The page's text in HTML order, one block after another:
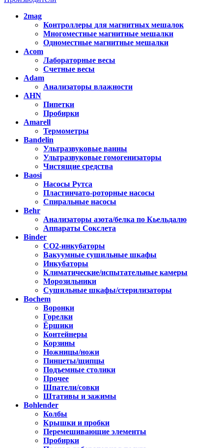
2mag
Контроллеры для магнитных мешалок
Многоместные магнитные мешалки
Одноместные магнитные мешалки
Acom
Лабораторные весы
Счетные весы
Adam
Анализаторы влажности
AHN
Пипетки
Пробирки
Amarell
Термометры
Bandelin
Ультразвуковые ванны
Ультразвуковые гомогенизаторы
Чистящие средства
Baosi
Насосы Рутса
Пластинчато-роторные насосы
Спиральные насосы
Behr
Анализаторы азота/белка по Кьельдалю
Аппараты Сокслета
Binder
CO2-инкубаторы
Вакуумные сушильные шкафы
Инкубаторы
Климатические/испытательные камеры
Морозильники
Сушильные шкафы/стерилизаторы
Bochem
Воронки
Горелки
Ёршики
Контейнеры
Корзины
Ножницы/ножи
Пинцеты/щипцы
Подъемные столики
Прочее
Шпатели/совки
Штативы и зажимы
Bohlender
Колбы
Крышки и пробки
Перемешивающие элементы
Пробирки